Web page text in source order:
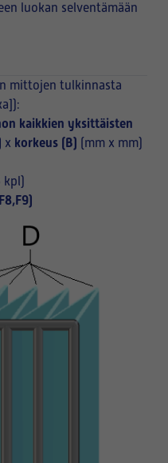
luokan selventämään
mittojen tulkinnasta
kaikkien yksittäisten
x korkeus (B) (mm x mm)
kpl)